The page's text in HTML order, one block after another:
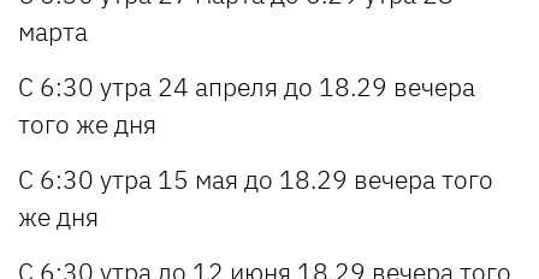
марта
С 6:30 утра 24 апреля до 18.29 вечера
того же дня
С 6:30 утра 15 мая до 18.29 вечера того
же дня
С 6:30 утра до 12 июня 18.29 вечера того